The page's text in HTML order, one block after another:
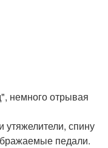
немного отрывая
утяжелители, спину
педали.